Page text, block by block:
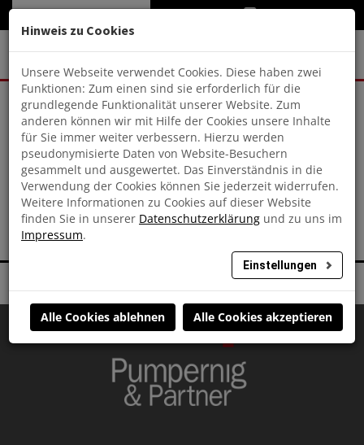
+43 316 833 170
Unternehmen
Portfolio
Aktuelles
Kontakt
Hinweis zu Cookies
Unsere Webseite verwendet Cookies. Diese haben zwei
Funktionen: Zum einen sind sie erforderlich für die
grundlegende Funktionalität unserer Website. Zum
anderen können wir mit Hilfe der Cookies unsere Inhalte
für Sie immer weiter verbessern. Hierzu werden
pseudonymisierte Daten von Website-Besuchern
gesammelt und ausgewertet. Das Einverständnis in die
Verwendung der Cookies können Sie jederzeit widerrufen.
Weitere Informationen zu Cookies auf dieser Website
finden Sie in unserer Datenschutzerklärung und zu uns im
Impressum.
Einstellungen
Alle Cookies ablehnen Alle Cookies akzeptieren